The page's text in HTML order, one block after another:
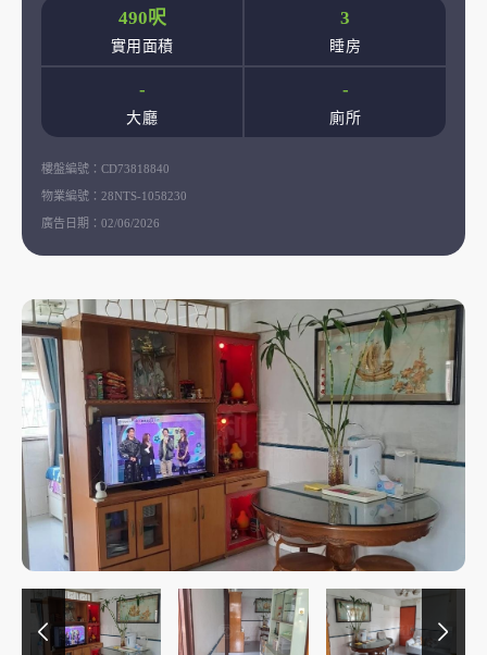
490呎
實用面積
3
睡房
-
大廳
-
廁所
樓盤編號： CD73818840
物業編號： 28NTS-1058230
廣告日期： 02/06/2026